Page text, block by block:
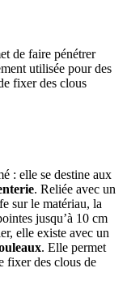
de faire pénétrer
utilisée pour des
fixer des clous
: elle se destine aux
. Reliée avec un
sur le matériau, la
jusqu’à 10 cm
elle existe avec un
. Elle permet
fixer des clous de